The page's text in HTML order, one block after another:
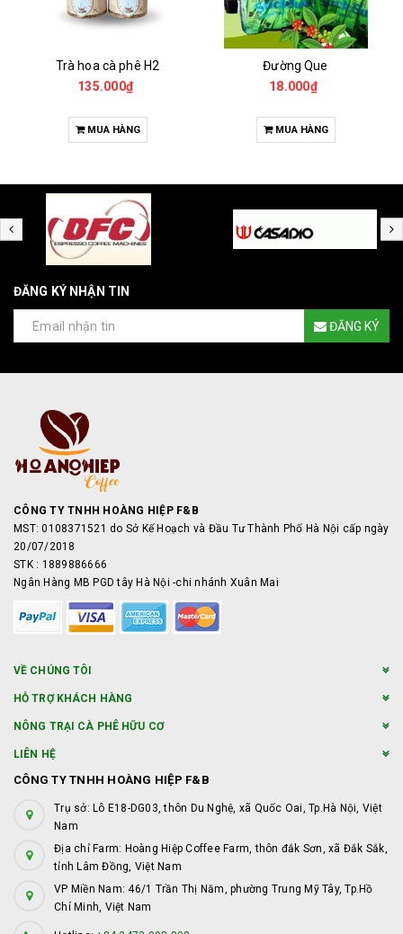
Trà hoa cà phê H2
135.000₫
MUA HÀNG
Đường Que
18.000₫
MUA HÀNG
ĐĂNG KÝ NHẬN TIN
ĐĂNG KÝ
CÔNG TY TNHH HOÀNG HIỆP F&B
MST: 0108371521 do Sở Kế Hoạch và Đầu Tư Thành Phố Hà Nội cấp ngày
20/07/2018
STK : 1889886666
Ngân Hàng MB PGD tây Hà Nội -chi nhánh Xuân Mai
VỀ CHÚNG TÔI
HỖ TRỢ KHÁCH HÀNG
NÔNG TRẠI CÀ PHÊ HỮU CƠ
LIÊN HỆ
CÔNG TY TNHH HOÀNG HIỆP F&B
Trụ sở: Lô E18-DG03, thôn Du Nghệ, xã Quốc Oai, Tp.Hà Nội, Việt
Nam
Địa chỉ Farm: Hoàng Hiệp Coffee Farm, thôn đắk Sơn, xã Đắk Sắk,
tỉnh Lâm Đồng, Việt Nam
VP Miền Nam: 46/1 Trần Thị Năm, phường Trung Mỹ Tây, Tp.Hồ
Chí Minh, Việt Nam